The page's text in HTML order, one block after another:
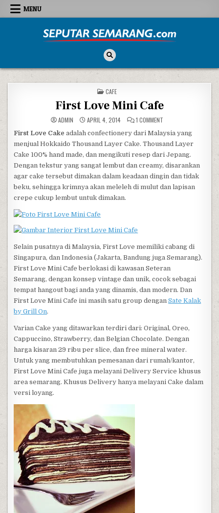
Skip to content
MENU
POSTED IN
CAFE
First Love Mini Cafe
ADMIN APRIL 4, 2014 1 COMMENT
First Love Cake adalah confectionery dari Malaysia yang
menjual Hokkaido Thousand Layer Cake. Thousand Layer
Cake 100% hand made, dan mengikuti resep dari Jepang.
Dengan tekstur yang sangat lembut dan creamy, disarankan
agar cake tersebut dimakan dalam keadaan dingin dan tidak
beku, sehingga krimnya akan meleleh di mulut dan lapisan
crepe cukup lembut untuk dimakan.
Selain pusatnya di Malaysia, First Love memiliki cabang di
Singapura, dan Indonesia (Jakarta, Bandung juga Semarang).
First Love Mini Cafe berlokasi di kawasan Seteran
Semarang, dengan konsep vintage dan unik, cocok sebagai
tempat hangout bagi anda yang dinamis, dan modern. Dan
First Love Mini Cafe ini masih satu group denganSate Kalak
by Grill On.
Varian Cake yang ditawarkan terdiri dari: Original, Oreo,
Cappuccino, Strawberry, dan Belgian Chocolate. Dengan
harga kisaran 29 ribu per slice, dan free mineral water.
Untuk yang membutuhkan pemesanan dari rumah/kantor,
First Love Mini Cafe juga melayani Delivery Service khusus
area semarang. Khusus Delivery hanya melayani Cake dalam
versi loyang.